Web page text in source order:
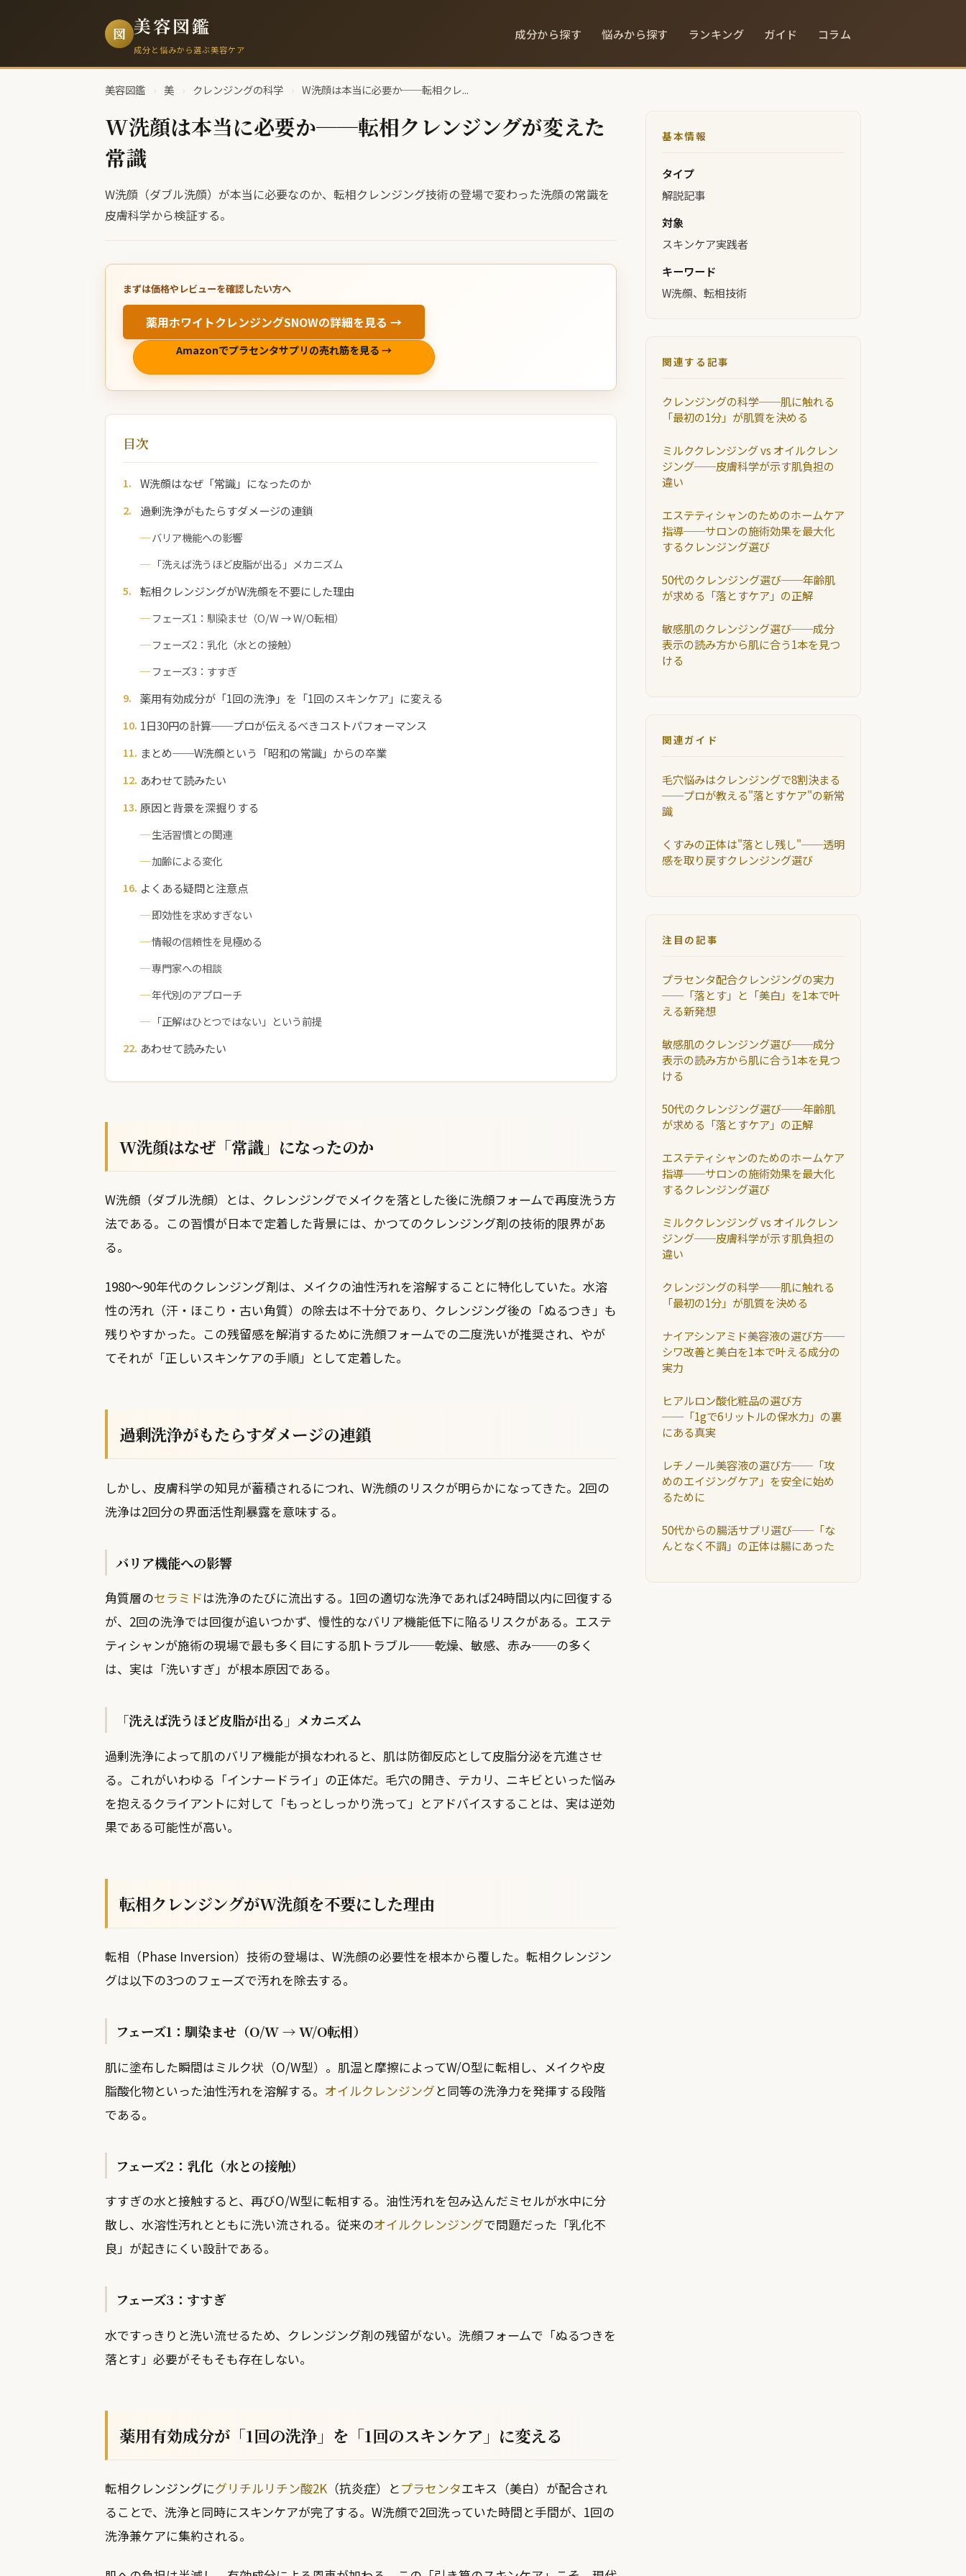
図 美容図鑑
成分と悩みから選ぶ美容ケア
成分から探す 悩みから探す ランキング ガイド コラム
美容図鑑 › 美 › クレンジングの科学 › W洗顔は本当に必要か──転相クレ...
W洗顔は本当に必要か──転相クレンジングが変えた
常識
W洗顔（ダブル洗顔）が本当に必要なのか、転相クレンジング技術の登場で変わった洗顔の常識を
皮膚科学から検証する。
まずは価格やレビューを確認したい方へ
薬用ホワイトクレンジングSNOWの詳細を見る →
Amazonでプラセンタサプリの売れ筋を見る →
目次
W洗顔はなぜ「常識」になったのか
過剰洗浄がもたらすダメージの連鎖
バリア機能への影響
「洗えば洗うほど皮脂が出る」メカニズム
転相クレンジングがW洗顔を不要にした理由
フェーズ1：馴染ませ（O/W → W/O転相）
フェーズ2：乳化（水との接触）
フェーズ3：すすぎ
薬用有効成分が「1回の洗浄」を「1回のスキンケア」に変える
1日30円の計算──プロが伝えるべきコストパフォーマンス
まとめ──W洗顔という「昭和の常識」からの卒業
あわせて読みたい
原因と背景を深掘りする
生活習慣との関連
加齢による変化
よくある疑問と注意点
即効性を求めすぎない
情報の信頼性を見極める
専門家への相談
年代別のアプローチ
「正解はひとつではない」という前提
あわせて読みたい
W洗顔はなぜ「常識」になったのか
W洗顔（ダブル洗顔）とは、クレンジングでメイクを落とした後に洗顔フォームで再度洗う方
法である。この習慣が日本で定着した背景には、かつてのクレンジング剤の技術的限界があ
る。
1980〜90年代のクレンジング剤は、メイクの油性汚れを溶解することに特化していた。水溶
性の汚れ（汗・ほこり・古い角質）の除去は不十分であり、クレンジング後の「ぬるつき」も
残りやすかった。この残留感を解消するために洗顔フォームでの二度洗いが推奨され、やが
てそれが「正しいスキンケアの手順」として定着した。
過剰洗浄がもたらすダメージの連鎖
しかし、皮膚科学の知見が蓄積されるにつれ、W洗顔のリスクが明らかになってきた。2回の
洗浄は2回分の界面活性剤暴露を意味する。
バリア機能への影響
角質層のセラミドは洗浄のたびに流出する。1回の適切な洗浄であれば24時間以内に回復する
が、2回の洗浄では回復が追いつかず、慢性的なバリア機能低下に陥るリスクがある。エステ
ティシャンが施術の現場で最も多く目にする肌トラブル──乾燥、敏感、赤み──の多く
は、実は「洗いすぎ」が根本原因である。
「洗えば洗うほど皮脂が出る」メカニズム
過剰洗浄によって肌のバリア機能が損なわれると、肌は防御反応として皮脂分泌を亢進させ
る。これがいわゆる「インナードライ」の正体だ。毛穴の開き、テカリ、ニキビといった悩み
を抱えるクライアントに対して「もっとしっかり洗って」とアドバイスすることは、実は逆効
果である可能性が高い。
転相クレンジングがW洗顔を不要にした理由
転相（Phase Inversion）技術の登場は、W洗顔の必要性を根本から覆した。転相クレンジン
グは以下の3つのフェーズで汚れを除去する。
フェーズ1：馴染ませ（O/W → W/O転相）
肌に塗布した瞬間はミルク状（O/W型）。肌温と摩擦によってW/O型に転相し、メイクや皮
脂酸化物といった油性汚れを溶解する。 オイルクレンジングと同等の洗浄力を発揮する段階
である。
フェーズ2：乳化（水との接触）
すすぎの水と接触すると、再びO/W型に転相する。油性汚れを包み込んだミセルが水中に分
散し、水溶性汚れとともに洗い流される。従来のオイルクレンジングで問題だった「乳化不
良」が起きにくい設計である。
フェーズ3：すすぎ
水ですっきりと洗い流せるため、クレンジング剤の残留がない。洗顔フォームで「ぬるつきを
落とす」必要がそもそも存在しない。
薬用有効成分が「1回の洗浄」を「1回のスキンケア」に変える
転相クレンジングにグリチルリチン酸2K （抗炎症）とプラセンタエキス（美白）が配合され
ることで、洗浄と同時にスキンケアが完了する。W洗顔で2回洗っていた時間と手間が、1回の
洗浄兼ケアに集約される。
基本情報
タイプ
解説記事
対象
スキンケア実践者
キーワード
W洗顔、転相技術
関連する記事
クレンジングの科学──肌に触れる
「最初の1分」が肌質を決める
ミルククレンジング vs オイルクレン
ジング──皮膚科学が示す肌負担の
違い
エステティシャンのためのホームケア
指導──サロンの施術効果を最大化
するクレンジング選び
50代のクレンジング選び──年齢肌
が求める「落とすケア」の正解
敏感肌のクレンジング選び──成分
表示の読み方から肌に合う1本を見つ
ける
関連ガイド
毛穴悩みはクレンジングで8割決まる
──プロが教える"落とすケア"の新常
識
くすみの正体は"落とし残し"──透明
感を取り戻すクレンジング選び
注目の記事
プラセンタ配合クレンジングの実力
──「落とす」と「美白」を1本で叶
える新発想
敏感肌のクレンジング選び──成分
表示の読み方から肌に合う1本を見つ
ける
50代のクレンジング選び──年齢肌
が求める「落とすケア」の正解
エステティシャンのためのホームケア
指導──サロンの施術効果を最大化
するクレンジング選び
ミルククレンジング vs オイルクレン
ジング──皮膚科学が示す肌負担の
違い
クレンジングの科学──肌に触れる
「最初の1分」が肌質を決める
ナイアシンアミド美容液の選び方──
シワ改善と美白を1本で叶える成分の
実力
ヒアルロン酸化粧品の選び方
──「1gで6リットルの保水力」の裏
にある真実
レチノール美容液の選び方──「攻
めのエイジングケア」を安全に始め
るために
50代からの腸活サプリ選び──「な
んとなく不調」の正体は腸にあった